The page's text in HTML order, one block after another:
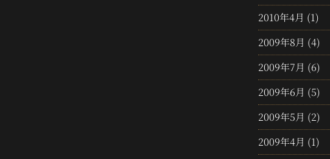
2010年4月 (1)
2009年8月 (4)
2009年7月 (6)
2009年6月 (5)
2009年5月 (2)
2009年4月 (1)